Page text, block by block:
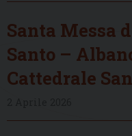
Santa Messa
Santo –
Cattedrale